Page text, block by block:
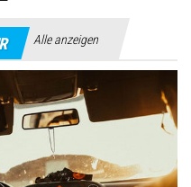
Alle anzeigen